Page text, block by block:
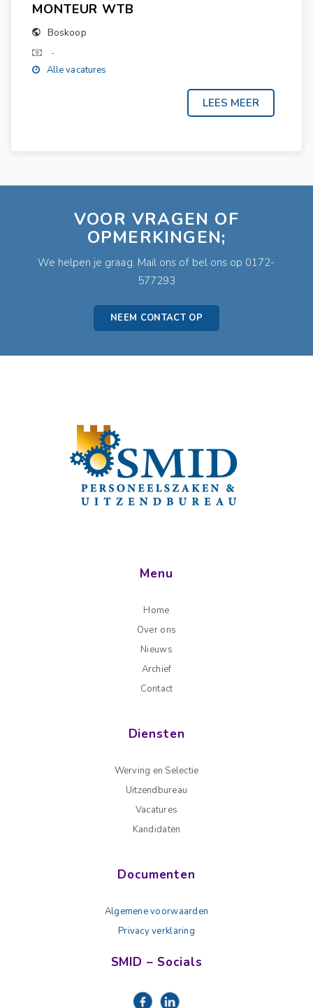
MONTEUR WTB
Boskoop
-
Alle vacatures
VOOR VRAGEN OF
OPMERKINGEN;
We helpen je graag. Mail ons of bel ons op 0172-
577293
NEEM CONTACT OP
Menu
Home
Over ons
Nieuws
Archief
Contact
Diensten
Werving en Selectie
Uitzendbureau
Vacatures
Kandidaten
Documenten
Algemene voorwaarden
Privacy verklaring
SMID – Socials